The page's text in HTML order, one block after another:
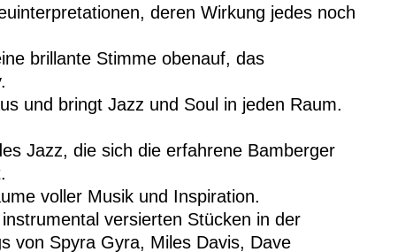
deren Wirkung jedes noch
brillante Stimme obenauf, das
und bringt Jazz und Soul in jeden Raum.
Jazz, die sich die erfahrene Bamberger
voller Musik und Inspiration.
versierten Stücken in der
von Spyra Gyra, Miles Davis, Dave